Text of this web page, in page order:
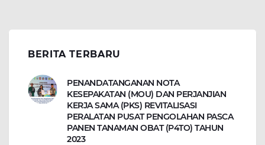
BERITA TERBARU
PENANDATANGANAN NOTA
KESEPAKATAN (MOU) DAN PERJANJIAN
KERJA SAMA (PKS) REVITALISASI
PERALATAN PUSAT PENGOLAHAN PASCA
PANEN TANAMAN OBAT (P4TO) TAHUN
2023